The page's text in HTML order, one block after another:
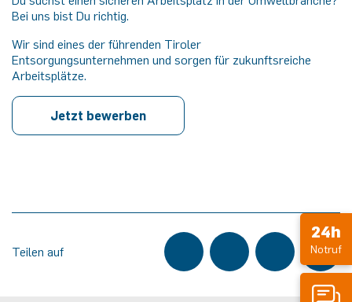
Bei uns bist Du richtig.
Wir sind eines der führenden Tiroler
Entsorgungsunternehmen und sorgen für zukunftsreiche
Arbeitsplätze.
Jetzt bewerben
Teilen auf
24h
Notruf